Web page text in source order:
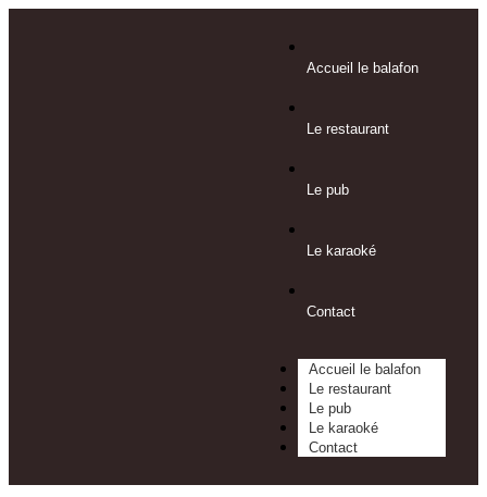
Accueil le balafon
Le restaurant
Le pub
Le karaoké
Contact
Accueil le balafon
Le restaurant
Le pub
Le karaoké
Contact